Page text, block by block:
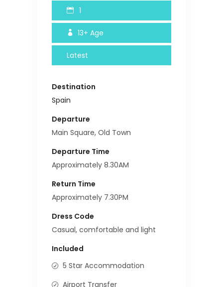
1
13+ Age
Latest
Destination
Spain
Departure
Main Square, Old Town
Departure Time
Approximately 8.30AM
Return Time
Approximately 7.30PM
Dress Code
Casual, comfortable and light
Included
5 Star Accommodation
Airport Transfer